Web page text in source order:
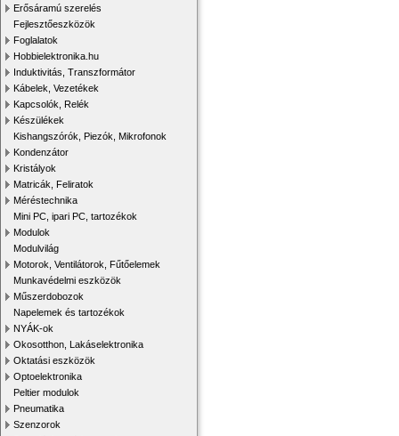
Erősáramú szerelés
Fejlesztőeszközök
Foglalatok
Hobbielektronika.hu
Induktivitás, Transzformátor
Kábelek, Vezetékek
Kapcsolók, Relék
Készülékek
Kishangszórók, Piezók, Mikrofonok
Kondenzátor
Kristályok
Matricák, Feliratok
Méréstechnika
Mini PC, ipari PC, tartozékok
Modulok
Modulvilág
Motorok, Ventilátorok, Fűtőelemek
Munkavédelmi eszközök
Műszerdobozok
Napelemek és tartozékok
NYÁK-ok
Okosotthon, Lakáselektronika
Oktatási eszközök
Optoelektronika
Peltier modulok
Pneumatika
Szenzorok